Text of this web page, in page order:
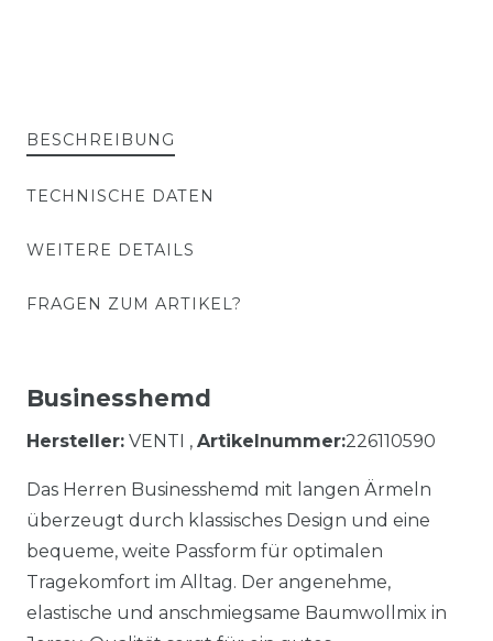
BESCHREIBUNG
TECHNISCHE DATEN
WEITERE DETAILS
FRAGEN ZUM ARTIKEL?
Businesshemd
Hersteller: VENTI , Artikelnummer:226110590
Das Herren Businesshemd mit langen Ärmeln
überzeugt durch klassisches Design und eine
bequeme, weite Passform für optimalen
Tragekomfort im Alltag. Der angenehme,
elastische und anschmiegsame Baumwollmix in